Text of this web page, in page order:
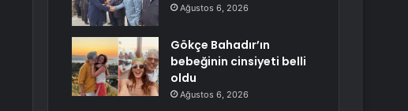
Ağustos 6, 2026
Gökçe Bahadır’ın
bebeğinin cinsiyeti belli
oldu
Ağustos 6, 2026